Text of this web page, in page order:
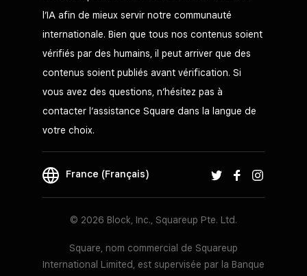
l’IA afin de mieux servir notre communauté
internationale. Bien que tous nos contenus soient
vérifiés par des humains, il peut arriver que des
contenus soient publiés avant vérification. Si
vous avez des questions, n’hésitez pas à
contacter l’assistance Square dans la langue de
votre choix.
France (Français)
© 2026 Block, Inc., Squareup Pte. Ltd.
Square, nom commercial de Squareup
International Limited, est supervisée par la Banque